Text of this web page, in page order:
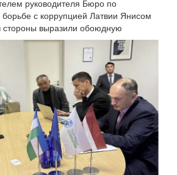
руководителя Бюро по
с коррупцией Латвии Янисом
стороны выразили обоюдную
в продолжении эффективного
масштабов реализуемых
с директором “Transparency
вопросы разработки
противодействия коррупции,
в Индексе восприятия
открытости и прозрачности
в этой сфере, а также
институтов гражданского